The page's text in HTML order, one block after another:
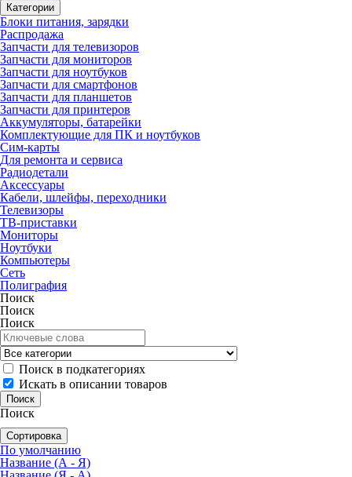
Категории
Блоки питания, зарядки
Распродажа
Запчасти для телевизоров
Запчасти для мониторов
Запчасти для ноутбуков
Запчасти для смартфонов
Запчасти для планшетов
Запчасти для принтеров
Аккумуляторы, батарейки
Комплектующие для ПК и ноутбуков
Сим-карты
Для ремонта и сервиса
Радиодетали
Аксессуары
Кабели, шлейфы, переходники
Телевизоры
ТВ-приставки
Мониторы
Ноутбуки
Компьютеры
Сеть
Полиграфия
Поиск
Поиск
Поиск
Поиск в подкатегориях
Искать в описании товаров
Поиск
Сортировка
По умолчанию
Название (А - Я)